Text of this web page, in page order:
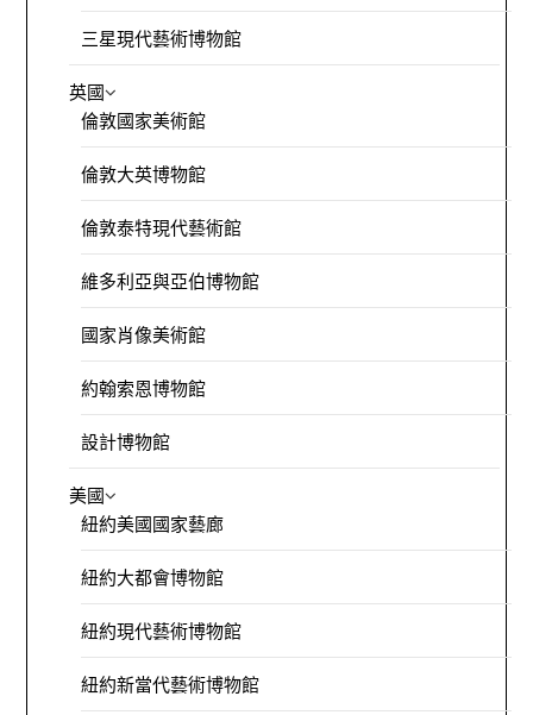
三星現代藝術博物館
英國
倫敦國家美術館
倫敦大英博物館
倫敦泰特現代藝術館
維多利亞與亞伯博物館
國家肖像美術館
約翰索恩博物館
設計博物館
美國
紐約美國國家藝廊
紐約大都會博物館
紐約現代藝術博物館
紐約新當代藝術博物館